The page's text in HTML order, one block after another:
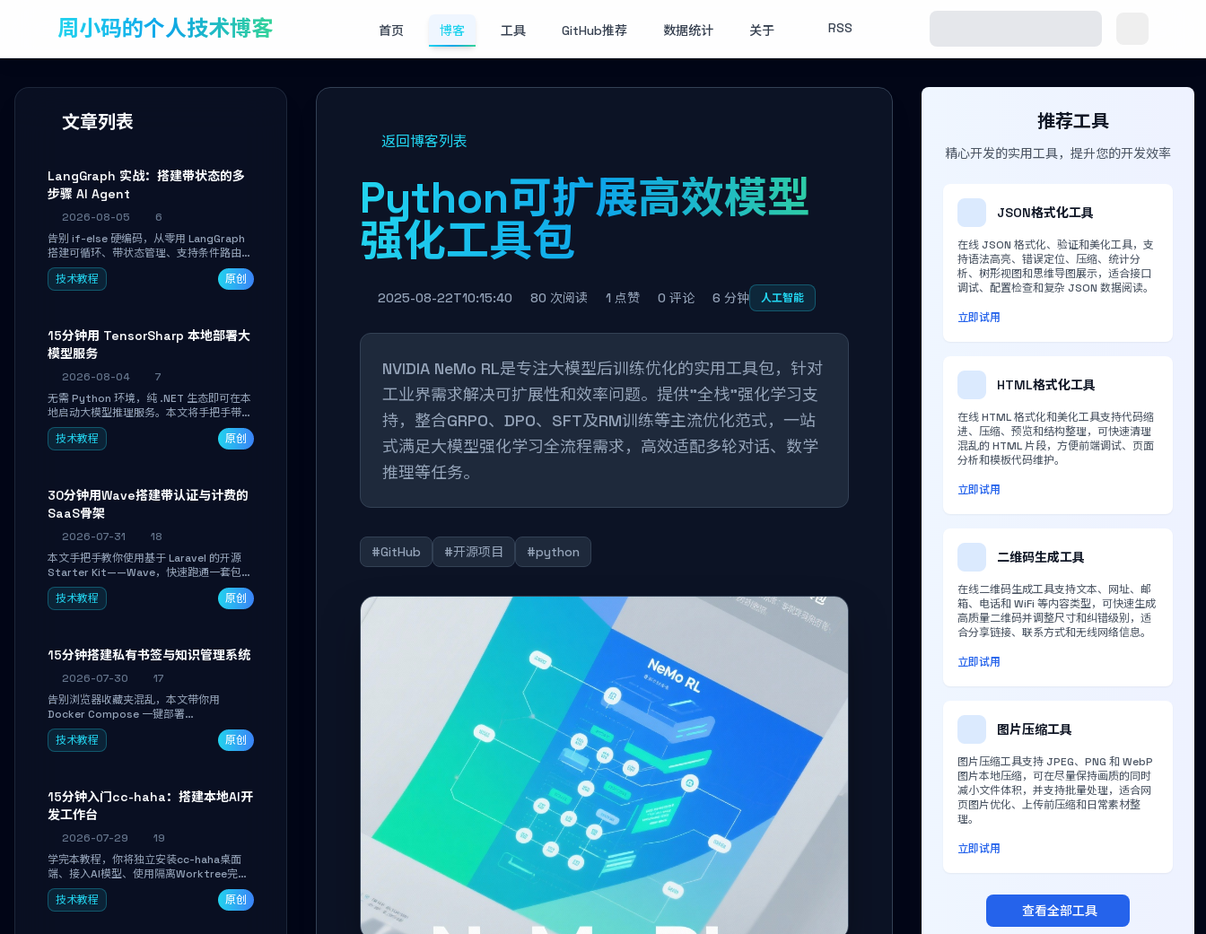
周小码的个人技术博客 首页 博客 工具 GitHub推荐 数据统计 关于 RSS
文章列表
LangGraph 实战：搭建带状态的多
步骤 AI Agent
2026-08-05
6
告别 if-else 硬编码，从零用 LangGraph
搭建可循环、带状态管理、支持条件路由的
多步骤 AI 代理。学完能独立编写包含自动
决策、工具调用和持久化状态的复杂工作
技术教程 原创
15分钟用 TensorSharp 本地部署大
模型服务
2026-08-04
7
无需 Python 环境，纯 .NET 生态即可在本
地启动大模型推理服务。本文将手把手带你
下载模型、配置 GPU 加速、启动 OpenAI
兼容 API，并在 C# 业务代码中无缝调用。
技术教程 原创
30分钟用Wave搭建带认证与计费的
SaaS骨架
2026-07-31
18
本文手把手教你使用基于 Laravel 的开源
Starter Kit——Wave，快速跑通一套包含
用户认证、订阅计费、角色权限和后台管理
的完整 SaaS 骨架。附带 Stripe 测试支付
技术教程 原创
15分钟搭建私有书签与知识管理系统
2026-07-30
17
告别浏览器收藏夹混乱，本文带你用
Docker Compose 一键部署
Linkwarden。15 分钟完成私有书签系统搭
建，掌握网页快照归档、高亮批注、分类管
技术教程 原创
15分钟入门cc-haha：搭建本地AI开
发工作台
2026-07-29
19
学完本教程，你将独立安装cc-haha桌面
端、接入AI模型、使用隔离Worktree完成
真实开发任务，并通过Diff审阅面板安全落
地AI代码改写。告别终端黑盒操作，让AI在
技术教程 原创
返回博客列表
Python可扩展高效模型
强化工具包
2025-08-22T10:15:40 80 次阅读 1 点赞 0 评论 6 分钟 人工智能
NVIDIA NeMo RL是专注大模型后训练优化的实用工具包，针对
工业界需求解决可扩展性和效率问题。提供"全栈"强化学习支
持，整合GRPO、DPO、SFT及RM训练等主流优化范式，一站
式满足大模型强化学习全流程需求，高效适配多轮对话、数学
推理等任务。
#GitHub #开源项目 #python
推荐工具
精心开发的实用工具，提升您的开发效率
JSON格式化工具
在线 JSON 格式化、验证和美化工具，支
持语法高亮、错误定位、压缩、统计分
析、树形视图和思维导图展示，适合接口
调试、配置检查和复杂 JSON 数据阅读。
立即试用
HTML格式化工具
在线 HTML 格式化和美化工具支持代码缩
进、压缩、预览和结构整理，可快速清理
混乱的 HTML 片段，方便前端调试、页面
分析和模板代码维护。
立即试用
二维码生成工具
在线二维码生成工具支持文本、网址、邮
箱、电话和 WiFi 等内容类型，可快速生成
高质量二维码并调整尺寸和纠错级别，适
合分享链接、联系方式和无线网络信息。
立即试用
图片压缩工具
图片压缩工具支持 JPEG、PNG 和 WebP
图片本地压缩，可在尽量保持画质的同时
减小文件体积，并支持批量处理，适合网
页图片优化、上传前压缩和日常素材整
理。
立即试用
查看全部工具